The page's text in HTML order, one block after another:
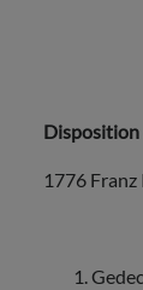
Disposition
1776 Franz